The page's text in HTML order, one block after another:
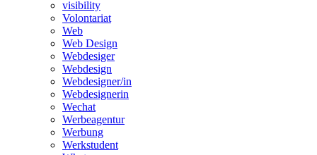
visibility
Volontariat
Web
Web Design
Webdesiger
Webdesign
Webdesigner/in
Webdesignerin
Wechat
Werbeagentur
Werbung
Werkstudent